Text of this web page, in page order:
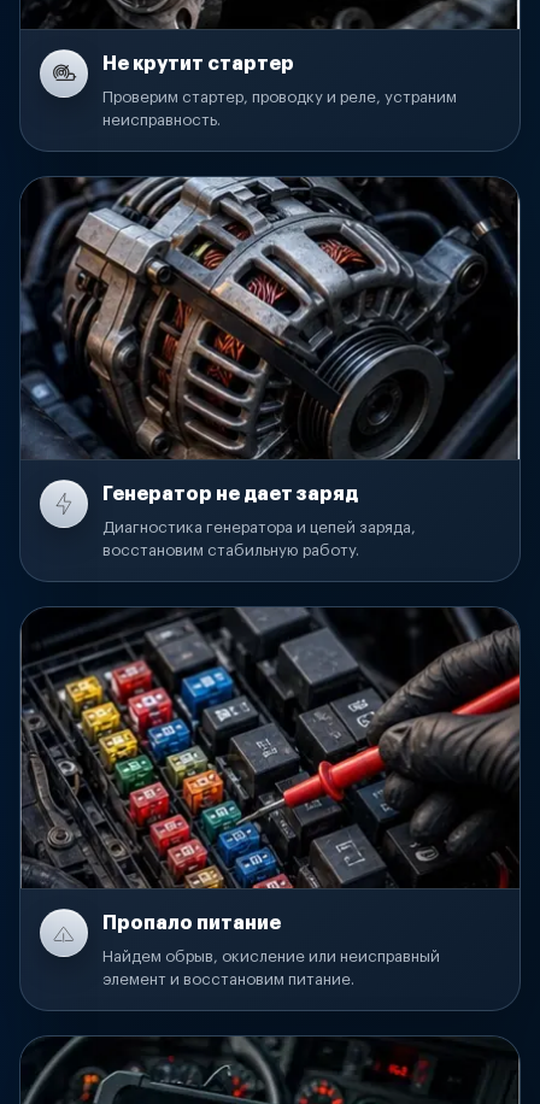
Не крутит стартер
Проверим стартер, проводку и реле, устраним
неисправность.
Генератор не дает заряд
Диагностика генератора и цепей заряда,
восстановим стабильную работу.
Пропало питание
Найдем обрыв, окисление или неисправный
элемент и восстановим питание.